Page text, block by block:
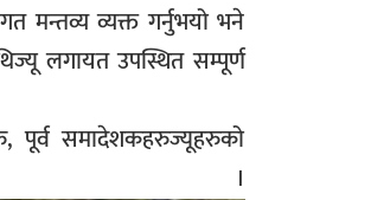
मन्तव्य व्यक्त गर्नुभयो भने
लगायत उपस्थित सम्पूर्ण
पूर्व समादेशकहरुज्यूहरुको
।